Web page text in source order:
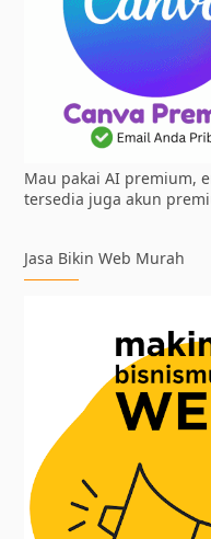
Mau pakai AI premium,
tersedia juga akun
Jasa Bikin Web Murah